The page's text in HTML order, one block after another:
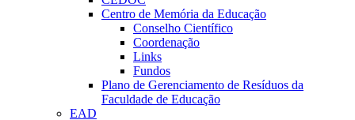
Centro de Memória da Educação
Conselho Científico
Coordenação
Links
Fundos
Plano de Gerenciamento de Resíduos da
Faculdade de Educação
EAD